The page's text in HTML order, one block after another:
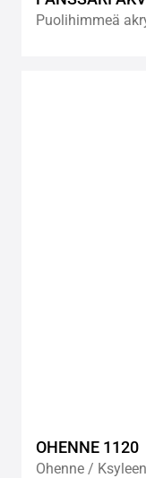
Puolihimmeä
OHENNE 1120
Ohenne /